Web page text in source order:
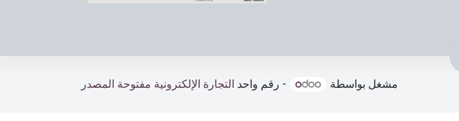
مشغل بواسطة - رقم واحد التجارة الإلكترونية مفتوحة المصدر